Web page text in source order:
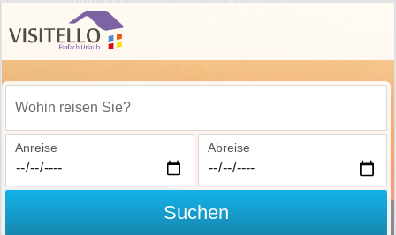
Wohin reisen Sie?
Anreise Abreise
Suchen